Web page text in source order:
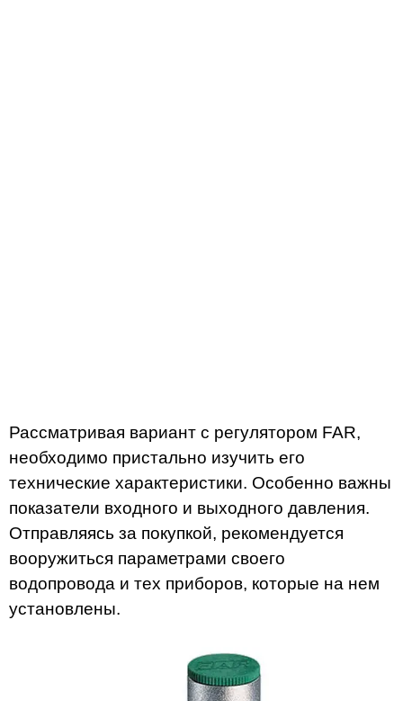
Рассматривая вариант с регулятором FAR,
необходимо пристально изучить его
технические характеристики. Особенно важны
показатели входного и выходного давления.
Отправляясь за покупкой, рекомендуется
вооружиться параметрами своего
водопровода и тех приборов, которые на нем
установлены.